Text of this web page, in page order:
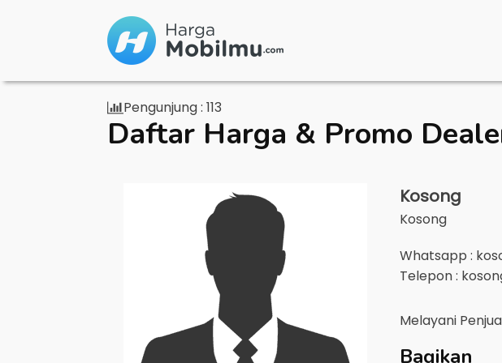
Pengunjung : 113
Daftar Harga & Promo
Kosong
Kosong
Whatsapp :
Telepon :
Melayani
Bagikan